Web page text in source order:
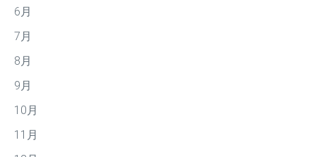
6月
7月
8月
9月
10月
11月